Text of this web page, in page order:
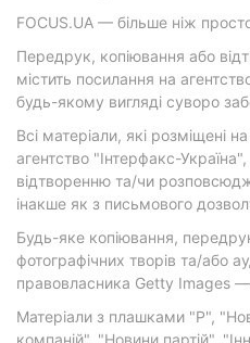
FOCUS.UA — більше ніж
Передрук, копіювання або
містить посилання на
будь-якому вигляді суворо
Всі матеріали, які розміщені
агентство "Інтерфакс-
відтворенню та/чи
інакше як з письмового
Будь-яке копіювання,
фотографічних творів та/або
правовласника Getty Images
Матеріали з плашками "Р",
компаній", "Новини партій",